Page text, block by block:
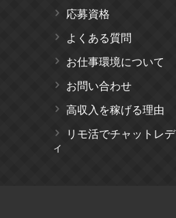
応募資格
よくある質問
お仕事環境について
お問い合わせ
高収入を稼げる理由
リモ活でチャットレデ
ィ